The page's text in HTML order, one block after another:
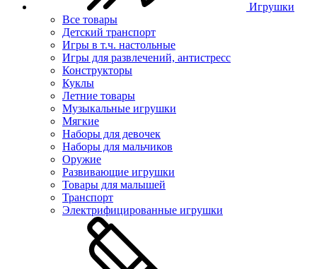
Игрушки
Все товары
Детский транспорт
Игры в т.ч. настольные
Игры для развлечений, антистресс
Конструкторы
Куклы
Летние товары
Музыкальные игрушки
Мягкие
Наборы для девочек
Наборы для мальчиков
Оружие
Развивающие игрушки
Товары для малышей
Транспорт
Электрифицированные игрушки